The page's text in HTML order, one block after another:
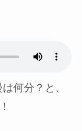
何分？と、